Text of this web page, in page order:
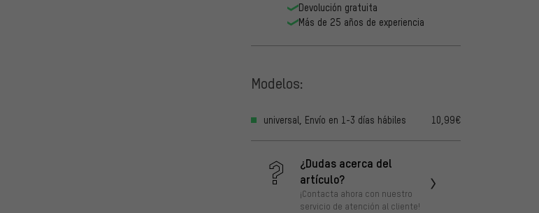
Devolución gratuita
Más de 25 años de experiencia
Modelos:
universal, Envío en 1-3 días hábiles 10,99€
¿Dudas acerca del
artículo?
¡Contacta ahora con nuestro
servicio de atención al cliente!